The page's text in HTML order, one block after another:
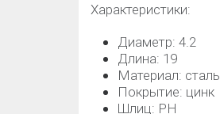
Характеристики:
Диаметр: 4.2
Длина: 19
Материал: сталь
Покрытие: цинк
Шлиц: РН